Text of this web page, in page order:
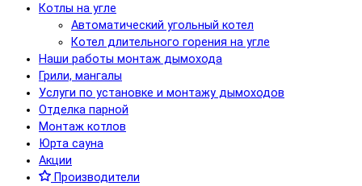
Котлы на угле
Автоматический угольный котел
Котел длительного горения на угле
Наши работы монтаж дымохода
Грили, мангалы
Услуги по установке и монтажу дымоходов
Отделка парной
Монтаж котлов
Юрта сауна
Акции
Производители